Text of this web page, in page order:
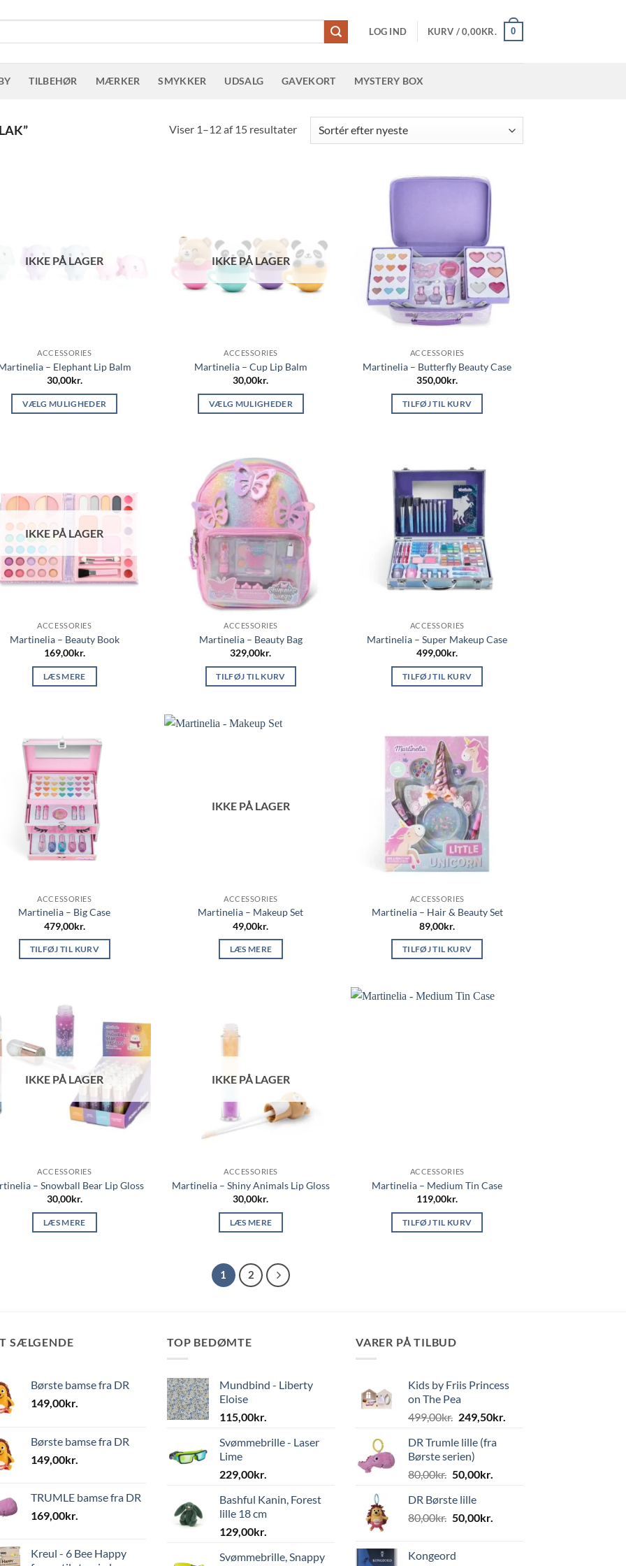
LOG IND KURV /0,00KR. 0
TILBEHØR MÆRKER SMYKKER UDSALG GAVEKORT MYSTERY BOX
Viser 1–12 af 15 resultaterSorteret
efter
IKKE PÅ LAGER
ACCESSORIES
– Elephant Lip Balm
30,00kr.
VÆLG MULIGHEDER
Mulighederne
kan
vælges
varesiden
IKKE PÅ LAGER
ACCESSORIES
Martinelia – Cup Lip Balm
30,00kr.
VÆLG MULIGHEDER
flere
varianter.
Mulighederne
vælges
på
varesiden
ACCESSORIES
Martinelia – Butterfly Beauty Case
350,00kr.
TILFØJ TIL KURV
IKKE PÅ LAGER
ACCESSORIES
Martinelia – Beauty Book
169,00kr.
LÆS MERE
ACCESSORIES
Martinelia – Beauty Bag
329,00kr.
TILFØJ TIL KURV
ACCESSORIES
Martinelia – Super Makeup Case
499,00kr.
TILFØJ TIL KURV
ACCESSORIES
Martinelia – Big Case
479,00kr.
TILFØJ TIL KURV
IKKE PÅ LAGER
ACCESSORIES
Martinelia – Makeup Set
49,00kr.
LÆS MERE
ACCESSORIES
Martinelia – Hair & Beauty Set
89,00kr.
TILFØJ TIL KURV
IKKE PÅ LAGER
ACCESSORIES
– Snowball Bear Lip Gloss
30,00kr.
LÆS MERE
IKKE PÅ LAGER
ACCESSORIES
Martinelia – Shiny Animals Lip Gloss
30,00kr.
LÆS MERE
ACCESSORIES
Martinelia – Medium Tin Case
119,00kr.
TILFØJ TIL KURV
1 2
SÆLGENDE
Børste bamse fra DR
149,00kr.
Børste bamse fra DR
149,00kr.
TRUMLE bamse fra DR
169,00kr.
Kreul - 6 Bee Happy
TOP BEDØMTE
Mundbind - Liberty
Eloise
115,00kr.
Svømmebrille - Laser
Lime
229,00kr.
Bashful Kanin, Forest
lille 18 cm
129,00kr.
Svømmebrille, Snappy
VARER PÅ TILBUD
Kids by Friis Princess
on The Pea
499,00kr. Den
pris
var:
499,00kr..
249,50kr.
DR Trumle lille (fra
Børste serien)
80,00kr. Den
pris
var:
50,00kr.
er:
DR Børste lille
80,00kr. Den
var:
50,00kr.
Kongeord